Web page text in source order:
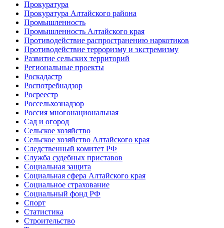
Прокуратура
Прокуратура Алтайского района
Промышленность
Промышленность Алтайского края
Противодействие распространению наркотиков
Противодействие терроризму и экстремизму
Развитие сельских территорий
Региональные проекты
Роскадастр
Роспотребнадзор
Росреестр
Россельхознадзор
Россия многонациональная
Сад и огород
Сельское хозяйство
Сельское хозяйство Алтайского края
Следственный комитет РФ
Служба судебных приставов
Социальная защита
Социальная сфера Алтайского края
Социальное страхование
Социальный фонд РФ
Спорт
Статистика
Строительство